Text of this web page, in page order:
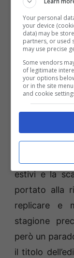
singola
1942/43.
nell’anno
consegue
Ranieri ne
Il tutto
collaudato
e qualità,
ritmo.
estivi e la
portato alla
replicare e
stagione
però un
il titolo
Your personal
your device
data) may be
partners, or used
may use precise
Some vendors
of legitimate
your options
or in the site
and cookie